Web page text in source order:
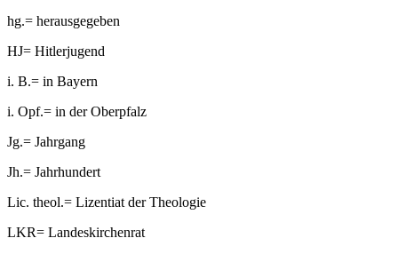
hg.= herausgegeben
HJ= Hitlerjugend
i. B.= in Bayern
i. Opf.= in der Oberpfalz
Jg.= Jahrgang
Jh.= Jahrhundert
Lic. theol.= Lizentiat der Theologie
LKR= Landeskirchenrat